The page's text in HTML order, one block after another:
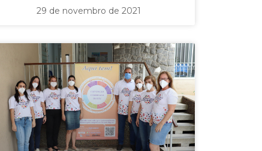
29 de novembro de 2021